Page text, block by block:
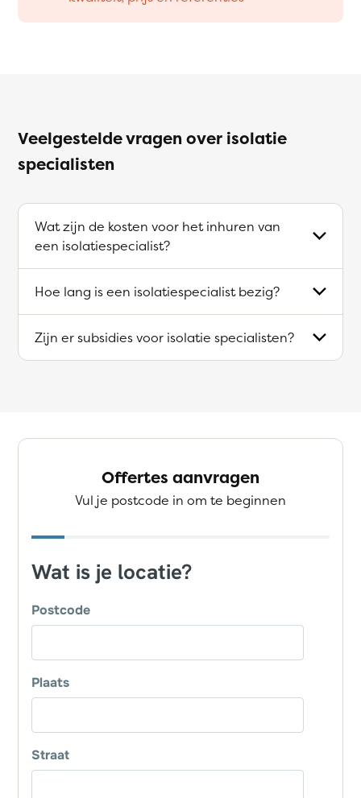
Veelgestelde vragen over isolatie
specialisten
Wat zijn de kosten voor het inhuren van
een isolatiespecialist?
Hoe lang is een isolatiespecialist bezig?
Zijn er subsidies voor isolatie specialisten?
Offertes aanvragen
Vul je postcode in om te beginnen